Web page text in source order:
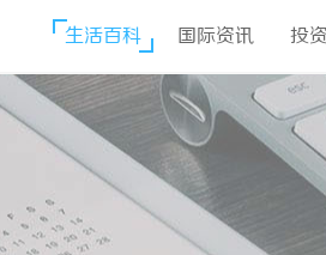
生活百科 国际资讯 投